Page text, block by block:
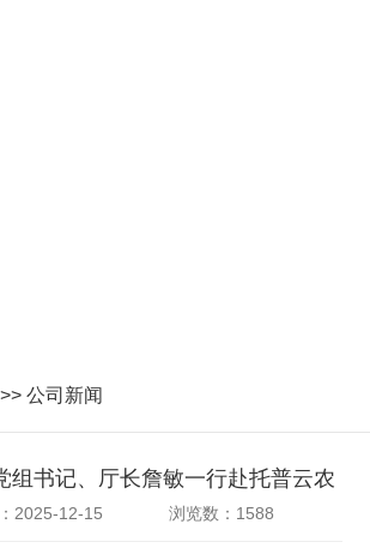
>>公司新闻
组书记、厅长詹敏一行赴托普云农
2025-12-15 浏览数：1588